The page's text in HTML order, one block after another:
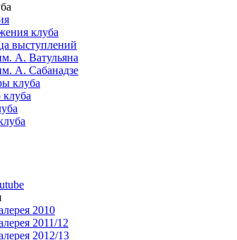
клуба
выступлений
А. Ватульяна
А. Сабанадзе
клуба
клуба
2010
2011/12
2012/13